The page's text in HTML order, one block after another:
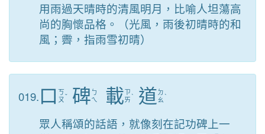
用雨過天晴時的清風明月，比喻人坦蕩高
尚的胸懷品格。（光風，雨後初晴時的和
風；霽，指雨雪初晴）
019.口 ㄎ
ㄡˇ 碑 ㄅ
ㄟ
載ㄗ
ㄞˋ 道 ㄉ
ㄠˋ
眾人稱頌的話語，就像刻在記功碑上一